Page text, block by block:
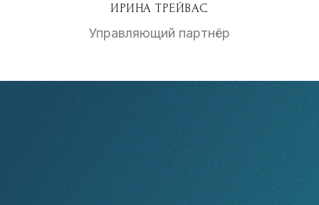
ИРИНА ТРЕЙВАС
Управляющий партнёр